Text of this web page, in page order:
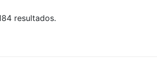
resultados.